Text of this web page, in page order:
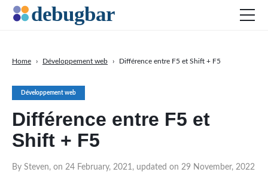
Développement web
Différence entre F5 et
Shift + F5
By Steven, on 24 February, 2021, updated on 29 November, 2022
Home › Développement web › Différence entre F5 et Shift + F5
Productivité
SEO